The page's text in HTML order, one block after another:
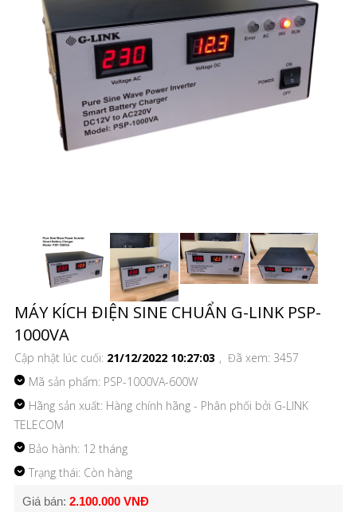
MÁY KÍCH ĐIỆN SINE CHUẨN G-LINK PSP-
1000VA
Cập nhật lúc cuối: 21/12/2022 10:27:03
, Đã xem: 3457
Mã sản phẩm: PSP-1000VA-600W
Hãng sản xuất: Hàng chính hãng - Phân phối bởi G-LINK
TELECOM
Bảo hành: 12 tháng
Trạng thái: Còn hàng
Giá bán: 2.100.000 VNĐ